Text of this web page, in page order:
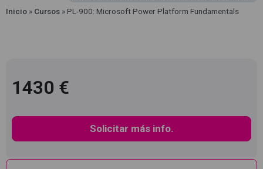
Inicio » Cursos » PL-900: Microsoft Power Platform Fundamentals
1430 €
Solicitar más info.